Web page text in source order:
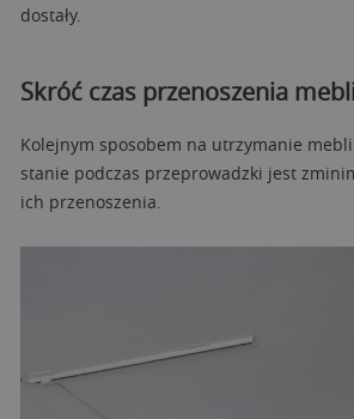
dostały.
Skróć czas przenoszenia
Kolejnym sposobem na utrzymanie
stanie podczas przeprowadzki jest
ich przenoszenia.